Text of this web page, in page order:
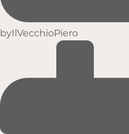
byIlVecchioPiero